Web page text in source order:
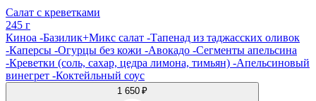
Салат с креветками
245 г
Киноа -Базилик+Микс салат -Тапенад из таджасских оливок
-Каперсы -Огурцы без кожи -Авокадо -Сегменты апельсина
-Креветки (соль, сахар, цедра лимона, тимьян) -Апельсиновый
винегрет -Коктейльный соус
1 650 ₽